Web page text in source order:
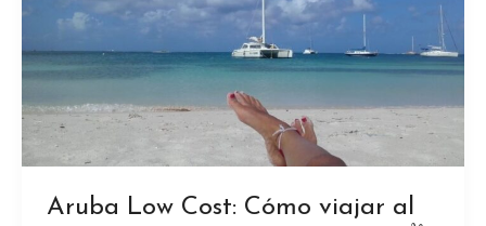
Aruba Low Cost: Cómo viajar al